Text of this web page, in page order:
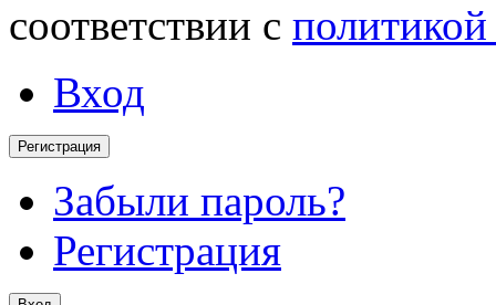
соответствии с
Вход
Регистрация
Забыли пароль?
Регистрация